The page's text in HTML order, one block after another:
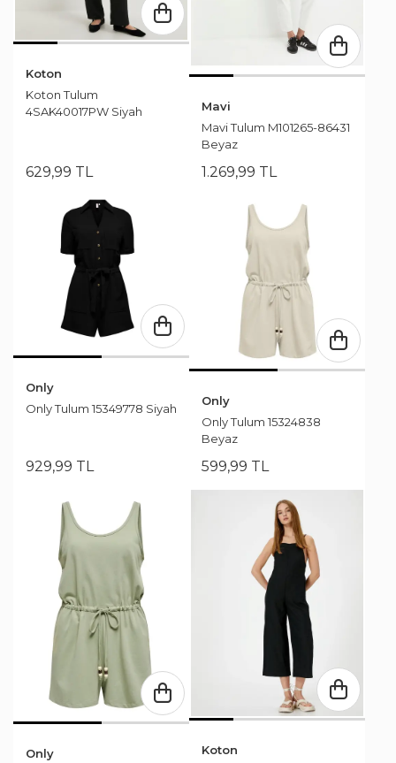
Koton
Koton Tulum
4SAK40017PW Siyah
629,99 TL
Mavi
Mavi Tulum M101265-86431
Beyaz
1.269,99 TL
Only
Only Tulum 15349778 Siyah
929,99 TL
Only
Only Tulum 15324838
Beyaz
599,99 TL
Only
Koton